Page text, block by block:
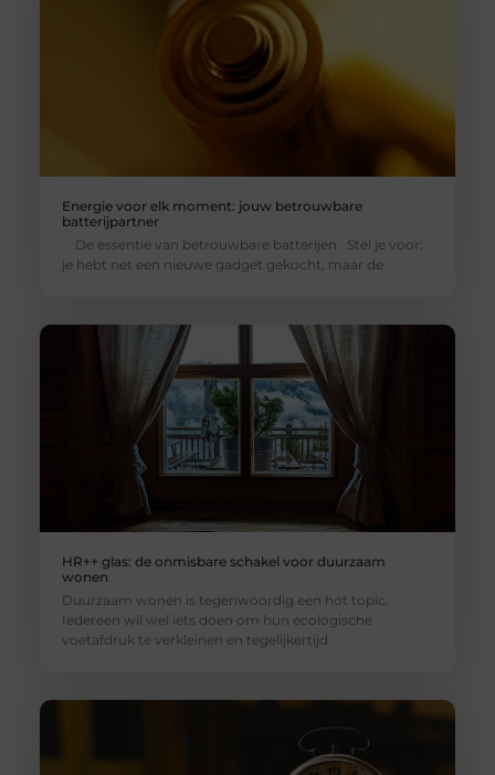
Energie voor elk moment: jouw betrouwbare
batterijpartner
De essentie van betrouwbare batterijen Stel je voor:
je hebt net een nieuwe gadget gekocht, maar de
HR++ glas: de onmisbare schakel voor duurzaam
wonen
Duurzaam wonen is tegenwoordig een hot topic.
Iedereen wil wel iets doen om hun ecologische
voetafdruk te verkleinen en tegelijkertijd